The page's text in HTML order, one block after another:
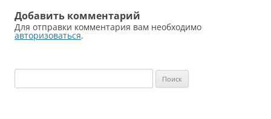
Добавить комментарий
Для отправки комментария вам необходимо
авторизоваться.